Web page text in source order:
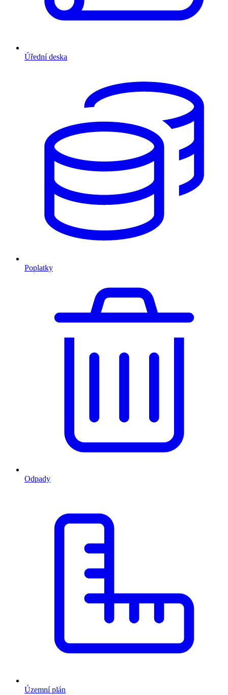
Úřední deska
Poplatky
Odpady
Územní plán